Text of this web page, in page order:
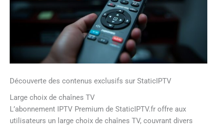
Découverte des contenus exclusifs sur StaticIPTV
Large choix de chaînes TV
L’abonnement IPTV Premium de StaticIPTV.fr offre aux
utilisateurs un large choix de chaînes TV, couvrant divers